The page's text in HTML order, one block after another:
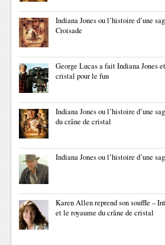
Indiana Jones ou l’histoire d’une
Croisade
George Lucas a fait Indiana Jones
cristal pour le fun
Indiana Jones ou l’histoire d’une
du crâne de cristal
Indiana Jones ou l’histoire d’une
Karen Allen reprend son souffle –
et le royaume du crâne de cristal